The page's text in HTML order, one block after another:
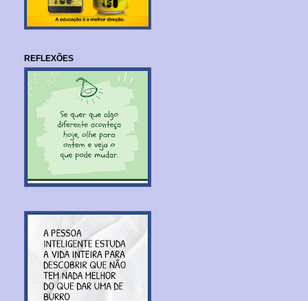
REFLEXÕES